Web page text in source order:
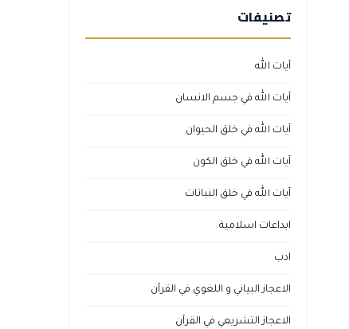
تصنيفات
آيات الله
آيات الله في جسم الانسان
آيات الله في خلق الحيوان
آيات الله في خلق الكون
آيات الله في خلق النباتات
ابداعات اسلامية
ادب
الاعجاز البياني و اللغوي في القرآن
الاعجاز التشريعي في القرآن